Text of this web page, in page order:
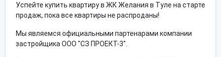
Успейте купить квартиру в ЖК Желания в Туле на старте
продаж, пока все квартиры не распроданы!
Мы являемся официальными партенарами компании
застройщика ООО "СЗ ПРОЕКТ-3".